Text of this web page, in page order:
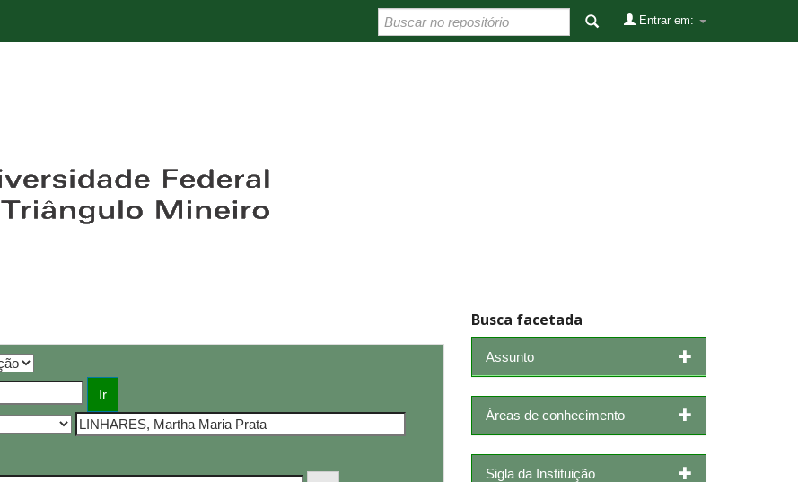
Entrar em:
Busca facetada
Assunto
Áreas de conhecimento
Sigla da Instituição